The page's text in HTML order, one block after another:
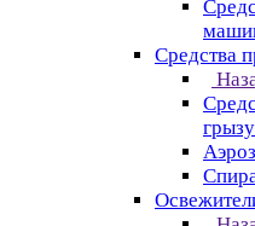
Средства